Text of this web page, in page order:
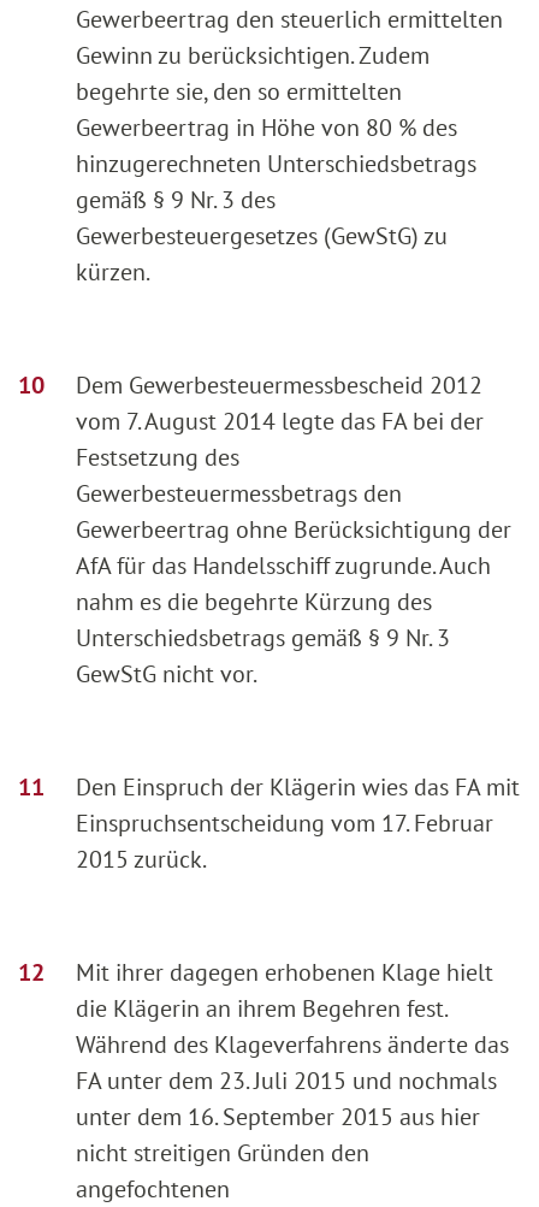
Gewerbeertrag den steuerlich ermittelten
Gewinn zu berücksichtigen. Zudem
begehrte sie, den so ermittelten
Gewerbeertrag in Höhe von 80 % des
hinzugerechneten Unterschiedsbetrags
gemäß § 9 Nr. 3 des
Gewerbesteuergesetzes (GewStG) zu
kürzen.
Dem Gewerbesteuermessbescheid 2012
vom 7. August 2014 legte das FA bei der
Festsetzung des
Gewerbesteuermessbetrags den
Gewerbeertrag ohne Berücksichtigung der
AfA für das Handelsschiff zugrunde. Auch
nahm es die begehrte Kürzung des
Unterschiedsbetrags gemäß § 9 Nr. 3
GewStG nicht vor.
Den Einspruch der Klägerin wies das FA mit
Einspruchsentscheidung vom 17. Februar
2015 zurück.
Mit ihrer dagegen erhobenen Klage hielt
die Klägerin an ihrem Begehren fest.
Während des Klageverfahrens änderte das
FA unter dem 23. Juli 2015 und nochmals
unter dem 16. September 2015 aus hier
nicht streitigen Gründen den
angefochtenen